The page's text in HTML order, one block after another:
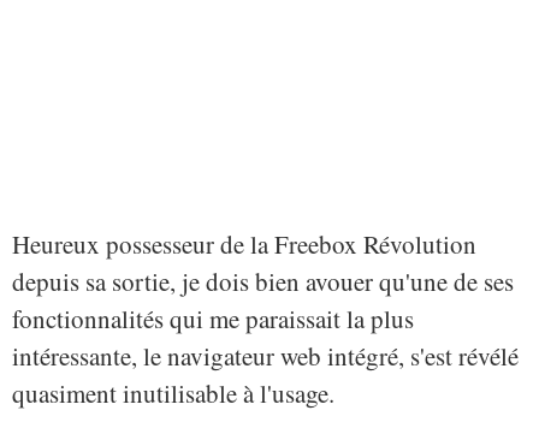
Heureux possesseur de la Freebox Révolution
depuis sa sortie, je dois bien avouer qu'une de ses
fonctionnalités qui me paraissait la plus
intéressante, le navigateur web intégré, s'est révélé
quasiment inutilisable à l'usage.